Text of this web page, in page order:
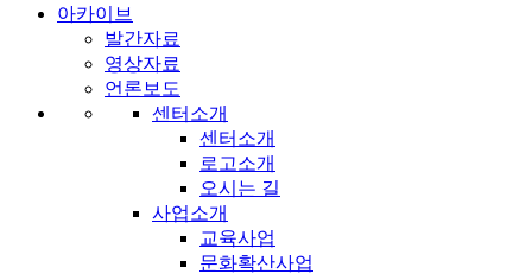
아카이브
발간자료
영상자료
언론보도
센터소개
센터소개
로고소개
오시는 길
사업소개
교육사업
문화확산사업